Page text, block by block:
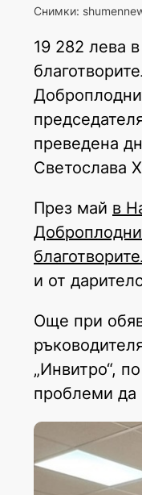
Снимки:
19 282 лева
преведена
Светослава
През май в
и от
Още при
„Инвитро“,
проблеми да